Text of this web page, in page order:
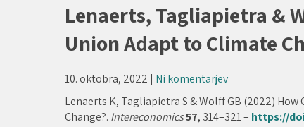
Lenaerts, Tagliapietra &
Union Adapt to Climate
10. oktobra, 2022 | Ni komentarjev
Lenaerts K, Tagliapietra S & Wolff GB (2022)
Change?. Intereconomics57, 314–321 – https://